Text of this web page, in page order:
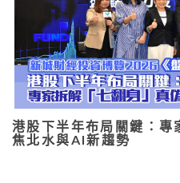
港股下半年布局關鍵：專
焦北水與AI新趨勢